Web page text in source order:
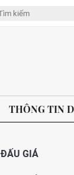
THÔNG TIN
GIÁ